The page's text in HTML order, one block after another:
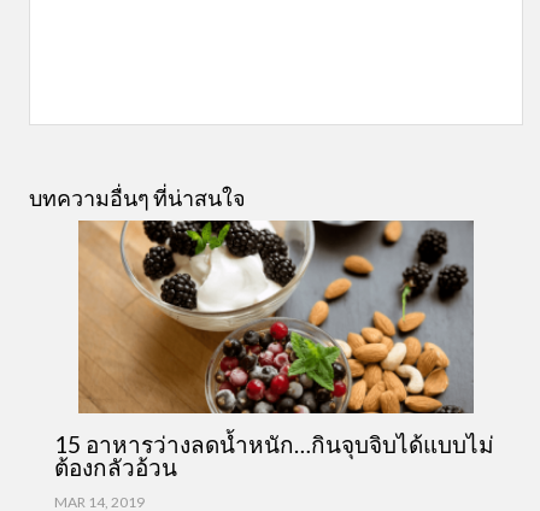
บทความอื่นๆ ที่น่าสนใจ
15 อาหารว่างลดน้ำหนัก…กินจุบจิบได้แบบไม่
ต้องกลัวอ้วน
MAR 14, 2019